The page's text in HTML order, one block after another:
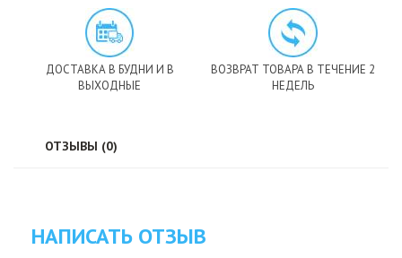
ДОСТАВКА В БУДНИ И В
ВЫХОДНЫЕ
ВОЗВРАТ ТОВАРА В ТЕЧЕНИЕ 2
НЕДЕЛЬ
ОТЗЫВЫ (0)
НАПИСАТЬ ОТЗЫВ